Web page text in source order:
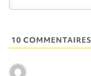
10 COMMENTAIRES